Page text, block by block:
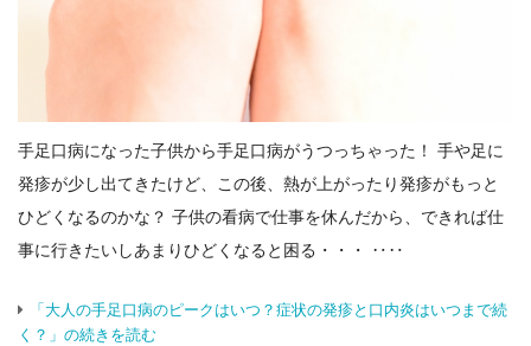
手足口病になった子供から手足口病がうつっちゃった！ 手や足に
発疹が少し出てきたけど、この後、熱が上がったり発疹がもっと
ひどくなるのかな？ 子供の看病で仕事を休んだから、できれば仕
事に行きたいしあまりひどくなると困る・・・ ‥‥
「大人の手足口病のピークはいつ？症状の発疹と口内炎はいつまで続
く？」の続きを読む